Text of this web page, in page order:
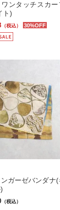
ワンタッチスカー
ト)
（税込） 30%OFF
ガーゼバンダナ(
（税込）